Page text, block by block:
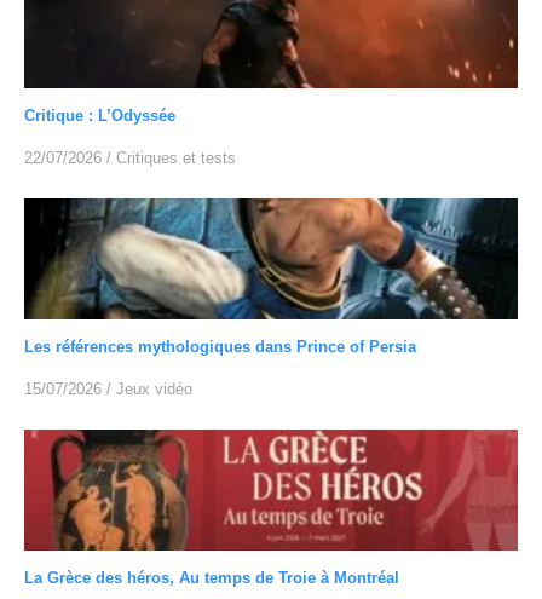
Critique : L’Odyssée
22/07/2026 / Critiques et tests
Les références mythologiques dans Prince of Persia
15/07/2026 / Jeux vidéo
La Grèce des héros, Au temps de Troie à Montréal